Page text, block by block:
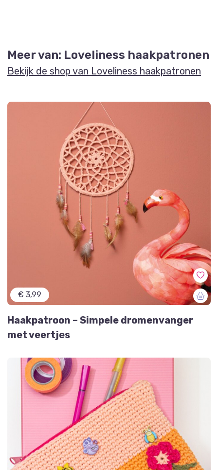
Meer van: Loveliness haakpatronen
Bekijk de shop van Loveliness haakpatronen
€ 3,99
Haakpatroon – Simpele dromenvanger
met veertjes